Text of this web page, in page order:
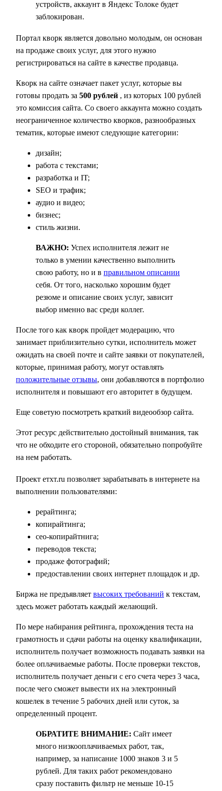
устройств, аккаунт в Яндекс Толоке будет
заблокирован.
Портал кворк является довольно молодым, он основан
на продаже своих услуг, для этого нужно
регистрироваться на сайте в качестве продавца.
Кворк на сайте означает пакет услуг, которые вы
готовы продать за 500 рублей , из которых 100 рублей
это комиссия сайта. Со своего аккаунта можно создать
неограниченное количество кворков, разнообразных
тематик, которые имеют следующие категории:
дизайн;
работа с текстами;
разработка и IT;
SEO и трафик;
аудио и видео;
бизнес;
стиль жизни.
ВАЖНО: Успех исполнителя лежит не
только в умении качественно выполнить
свою работу, но и в правильном описании
себя. От того, насколько хорошим будет
резюме и описание своих услуг, зависит
выбор именно вас среди коллег.
После того как кворк пройдет модерацию, что
занимает приблизительно сутки, исполнитель может
ожидать на своей почте и сайте заявки от покупателей,
которые, принимая работу, могут оставлять
положительные отзывы, они добавляются в портфолио
исполнителя и повышают его авторитет в будущем.
Еще советую посмотреть краткий видеообзор сайта.
Этот ресурс действительно достойный внимания, так
что не обходите его стороной, обязательно попробуйте
на нем работать.
Проект етхт.ru позволяет зарабатывать в интернете на
выполнении пользователями:
рерайтинга;
копирайтинга;
сео-копирайтнига;
переводов текста;
продаже фотографий;
предоставлении своих интернет площадок и др.
Биржа не предъявляет высоких требований к текстам,
здесь может работать каждый желающий.
По мере набирания рейтинга, прохождения теста на
грамотность и сдачи работы на оценку квалификации,
исполнитель получает возможность подавать заявки на
более оплачиваемые работы. После проверки текстов,
исполнитель получает деньги с его счета через 3 часа,
после чего сможет вывести их на электронный
кошелек в течение 5 рабочих дней или суток, за
определенный процент.
ОБРАТИТЕ ВНИМАНИЕ: Сайт имеет
много низкооплачиваемых работ, так,
например, за написание 1000 знаков 3 и 5
рублей. Для таких работ рекомендовано
сразу поставить фильтр не меньше 10-15